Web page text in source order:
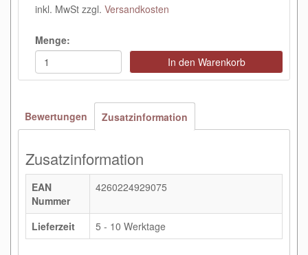
inkl. MwSt zzgl. Versandkosten
Menge:
In den Warenkorb
Bewertungen Zusatzinformation
Zusatzinformation
EAN
Nummer
4260224929075
Lieferzeit 5 - 10 Werktage